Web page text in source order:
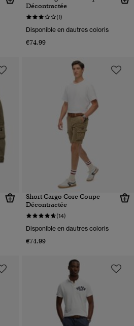
Décontractée
(1)
Disponible en dautres coloris
€74.99
Short Cargo Core Coupe
Décontractée
(14)
Disponible en dautres coloris
€74.99